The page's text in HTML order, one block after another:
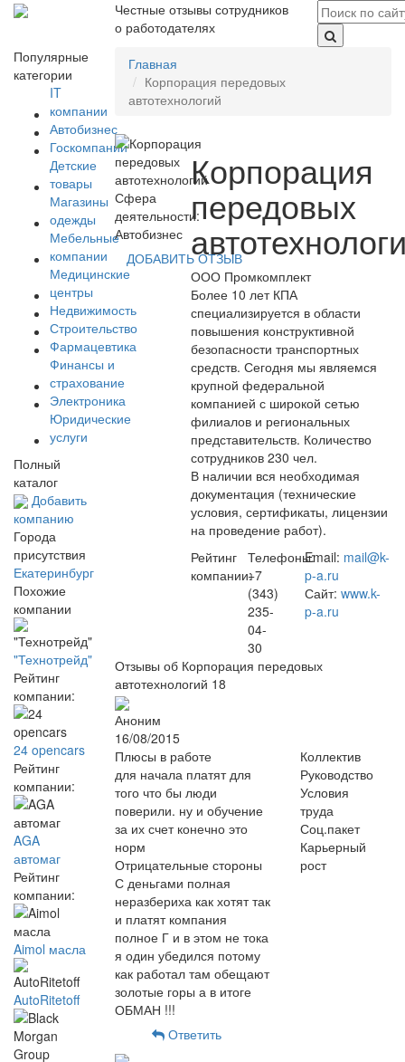
Честные отзывы сотрудников
о работодателях
Популярные
категории
IT
компании
Автобизнес
Госкомпании
Детские
товары
Магазины
одежды
Мебельные
компании
Медицинские
центры
Недвижимость
Строительство
Фармацевтика
Финансы и
страхование
Электроника
Юридические
услуги
Полный
каталог
Добавить
компанию
Города
присутствия
Екатеринбург
Похожие
компании
"Технотрейд"
Рейтинг
компании:
24 opencars
Рейтинг
компании:
AGA
автомаг
Рейтинг
компании:
Aimol масла
AutoRitetoff
Главная
Корпорация передовых
автотехнологий
Сфера
деятельности:
Автобизнес
ДОБАВИТЬ ОТЗЫВ
Корпорация
передовых
ООО Промкомплект
Более 10 лет КПА
специализируется в области
повышения конструктивной
безопасности транспортных
средств. Сегодня мы являемся
крупной федеральной
компанией с широкой сетью
филиалов и региональных
представительств. Количество
сотрудников 230 чел.
В наличии вся необходимая
документация (технические
условия, сертификаты, лицензии
на проведение работ).
Рейтинг
компании:
Телефоны:
+7
(343)
235-
04-
30
Email: mail@k-
p-a.ru
Сайт: www.k-
p-a.ru
Отзывы об Корпорация передовых
автотехнологий 18
Аноним
16/08/2015
Плюсы в работе
для начала платят для
того что бы люди
поверили. ну и обучение
за их счет конечно это
норм
Отрицательные стороны
С деньгами полная
неразбериха как хотят так
и платят компания
полное Г и в этом не тока
я один убедился потому
как работал там обещают
золотые горы а в итоге
ОБМАН !!!
Коллектив
Руководство
Условия
труда
Соц.пакет
Карьерный
рост
Ответить